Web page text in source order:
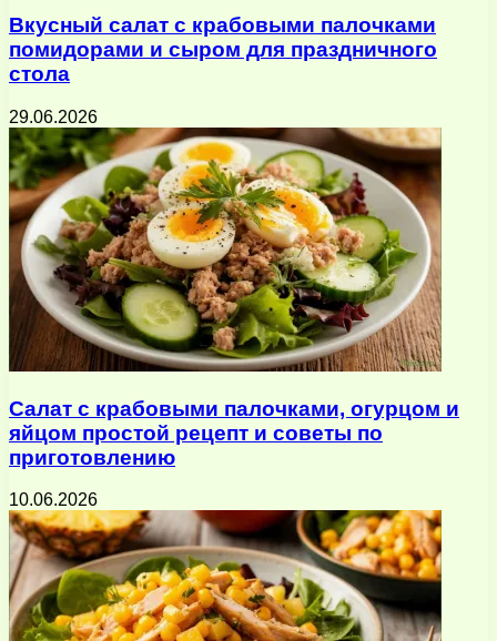
Вкусный салат с крабовыми палочками
помидорами и сыром для праздничного
стола
29.06.2026
Салат с крабовыми палочками, огурцом и
яйцом простой рецепт и советы по
приготовлению
10.06.2026